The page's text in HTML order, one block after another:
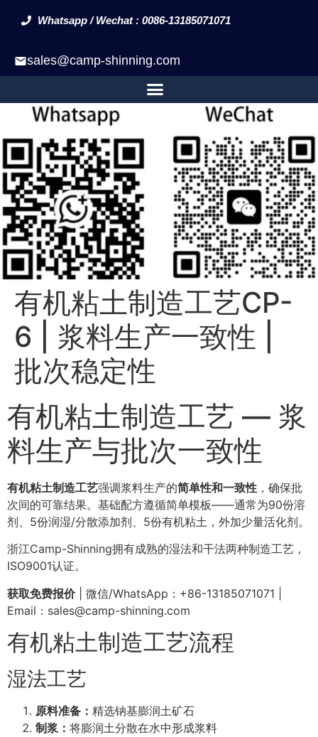
Whatsapp / Wechat : 0086-13185071071
sales@camp-shinning.com
有机粘土制造工艺CP-
6 | 浆料生产一致性 |
批次稳定性
有机粘土制造工艺 — 浆
料生产与批次一致性
有机粘土制造工艺强调浆料生产的简单性和一致性 ，确保批
次间的可靠结果。基础配方遵循简单模板——通常为90份溶
剂、5份润湿/分散添加剂、5份有机粘土，外加少量活化剂。
浙江Camp-Shinning拥有成熟的湿法和干法两种制造工艺，
ISO9001认证。
获取免费报价| 微信/WhatsApp：+86-13185071071 |
Email： sales@camp-shinning.com
有机粘土制造工艺流程
湿法工艺
原料准备： 精选钠基膨润土矿石
制浆： 将膨润土分散在水中形成浆料